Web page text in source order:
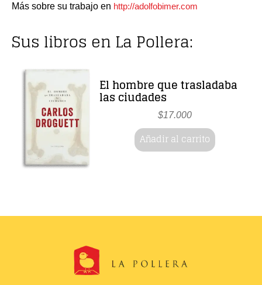
Más sobre su trabajo en http://adolfobimer.com
Sus libros en La Pollera:
El hombre que trasladaba
las ciudades
$17.000
Añadir al carrito